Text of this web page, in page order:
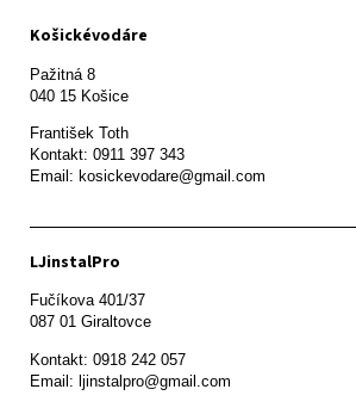
Košickévodáre
Pažitná 8
František Toth
Kontakt: 0911 397 343
Email: kosickevodare@gmail.com
LJinstalPro
Fučíkova 401/37
087 01 Giraltovce
Kontakt: 0918 242 057
Email: ljinstalpro@gmail.com